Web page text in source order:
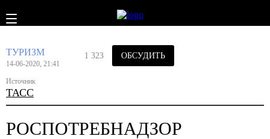
ТУРИЗМ
14-06-2020, 21:41
Источник
ТАСС
1 323 ОБСУДИТЬ
РОСПОТРЕБНАДЗОР